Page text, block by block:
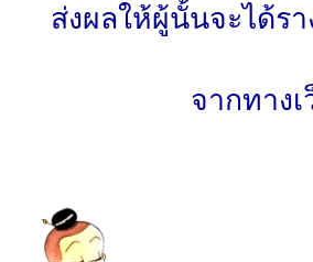
ส่งผลให้ผู้นั้นจะได้ร
จากทาง